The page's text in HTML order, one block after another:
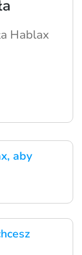
aby
Hablax